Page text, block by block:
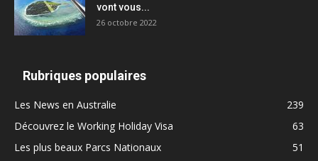
vont vous...
26 octobre 2022
Rubriques populaires
Les News en Australie
239
Découvrez le Working Holiday Visa
63
Les plus beaux Parcs Nationaux
51